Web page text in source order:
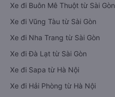
Xe đi Buôn Mê Thuột từ Sài Gòn
Xe đi Vũng Tàu từ Sài Gòn
Xe đi Nha Trang từ Sài Gòn
Xe đi Đà Lạt từ Sài Gòn
Xe đi Sapa từ Hà Nội
Xe đi Hải Phòng từ Hà Nội